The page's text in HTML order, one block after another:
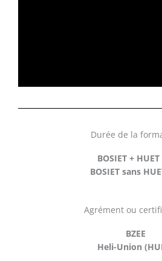
Durée de la
BOSIET +
BOSIET sans
Agrément ou
BZEE
Heli-Union